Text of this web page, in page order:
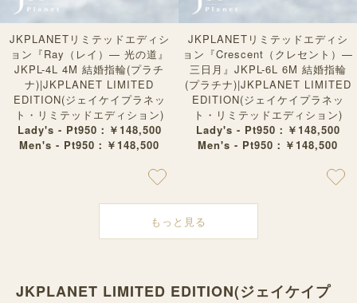
JKPLANETリミテッドエディシ
ョン『Ray（レイ）— 光の道』
JKPL-4L 4M 結婚指輪(プラチ
ナ)|JKPLANET LIMITED
EDITION(ジェイケイプラネッ
ト・リミテッドエディション)
Lady's - Pt950：￥148,500
Men's - Pt950：￥148,500
JKPLANETリミテッドエディシ
ョン『Crescent（クレセント）—
三日月』JKPL-6L 6M 結婚指輪
(プラチナ)|JKPLANET LIMITED
EDITION(ジェイケイプラネッ
ト・リミテッドエディション)
Lady's - Pt950：￥148,500
Men's - Pt950：￥148,500
もっと見る
JKPLANET LIMITED EDITION(ジェイケイプ